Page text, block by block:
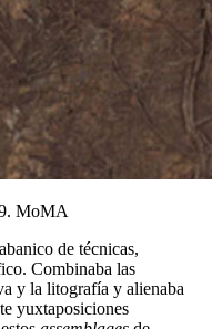
MoMA
de técnicas,
Combinaba las
y la litografía y alienaba
yuxtaposiciones